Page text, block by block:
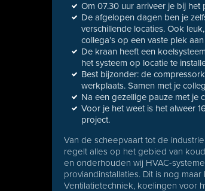
Om 07.30 uur arriveer je bij het
De afgelopen dagen ben je
verschillende locaties. Ook
collega’s op een vaste plek
De kraan heeft een
het systeem op locatie te
Best bijzonder: de
werkplaats. Samen met je
Na een gezellige pauze met je
Voor je het weet is het alweer
project.
Van de scheepvaart tot de
regelt alles op het gebied van
en onderhouden wij HVAC-
proviandinstallaties. Dit is nog
Ventilatietechniek, koelingen voor